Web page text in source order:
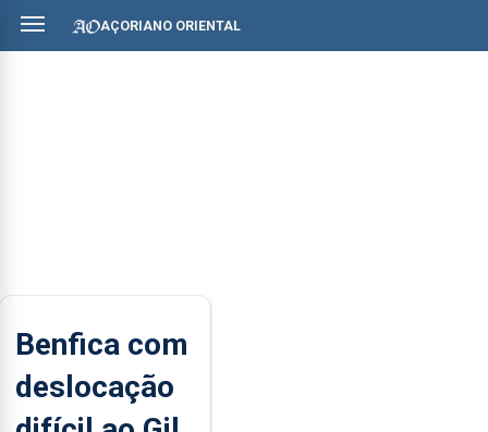
AÇORIANO ORIENTAL
Benfica com
deslocação